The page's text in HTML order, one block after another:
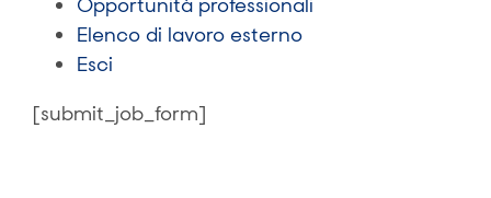
Opportunità professionali
Elenco di lavoro esterno
Esci
[submit_job_form]